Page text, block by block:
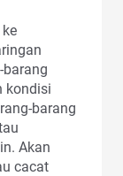
kondisi
barang
Akan
cacat